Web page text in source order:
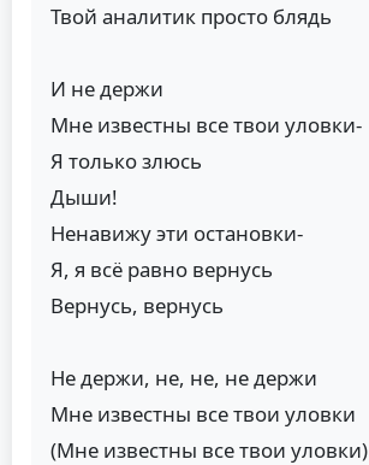
Твой аналитик просто блядь
И не держи
Мне известны все твои уловки-
Я только злюсь
Дыши!
Ненавижу эти остановки-
Я, я всё равно вернусь
Вернусь, вернусь
Не держи, не, не, не держи
Мне известны все твои уловки
(Мне известны все твои уловки)